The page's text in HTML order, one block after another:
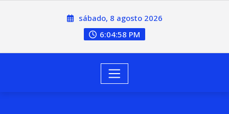
sábado, 8 agosto 2026
6:04:59 PM